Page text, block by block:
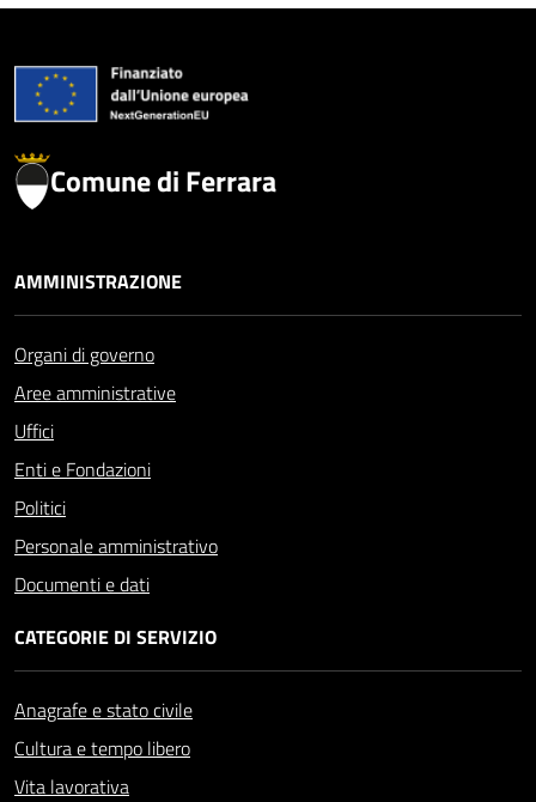
Comune di Ferrara
AMMINISTRAZIONE
Organi di governo
Aree amministrative
Uffici
Enti e Fondazioni
Politici
Personale amministrativo
Documenti e dati
CATEGORIE DI SERVIZIO
Anagrafe e stato civile
Cultura e tempo libero
Vita lavorativa